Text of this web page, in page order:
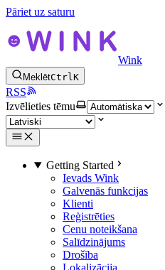
Pāriet uz saturu
Wink
MeklētCtrlK
RSS
Izvēlieties tēmu
Getting Started
Ievads Wink
Galvenās funkcijas
Klienti
Reģistrēties
Cenu noteikšana
Salīdzinājums
Drošība
Lokalizācija